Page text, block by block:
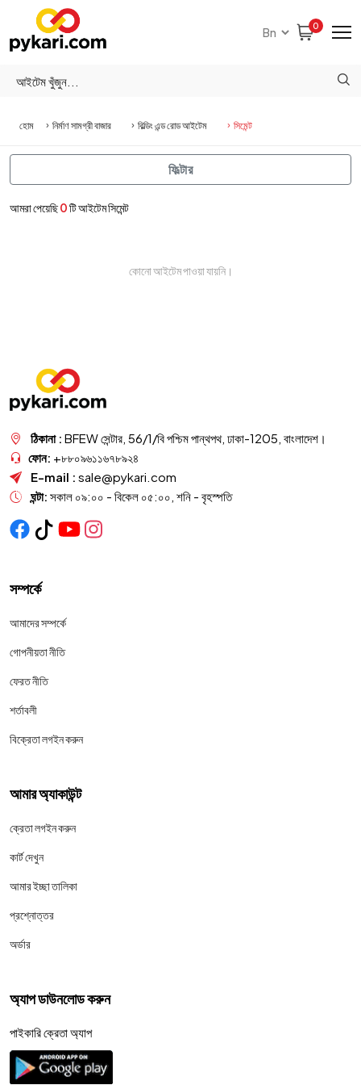
0
হোম নির্মাণ সামগ্রী বাজার বিল্ডিং এন্ড রোড আইটেম সিমেন্ট
আমরা পেয়েছি0টি আইটেম সিমেন্ট
কোনো আইটেম পাওয়া যায়নি।
ফিল্টার
ঠিকানা : BFEW সেন্টার, 56/1/বি পশ্চিম পান্থপথ, ঢাকা-1205, বাংলাদেশ।
ফোন: +৮৮০৯৬১১৬৭৮৯২৪
E-mail : sale@pykari.com
ঘন্টা: সকাল ০৯:০০ - বিকেল ০৫:০০, শনি - বৃহস্পতি
সম্পর্কে
আমাদের সম্পর্কে
গোপনীয়তা নীতি
ফেরত নীতি
শর্তাবলী
বিক্রেতা লগইন করুন
আমার অ্যাকাউন্ট
ক্রেতা লগইন করুন
কার্ট দেখুন
আমার ইচ্ছা তালিকা
প্রশ্নোত্তর
অর্ডার
অ্যাপ ডাউনলোড করুন
পাইকারি ক্রেতা অ্যাপ